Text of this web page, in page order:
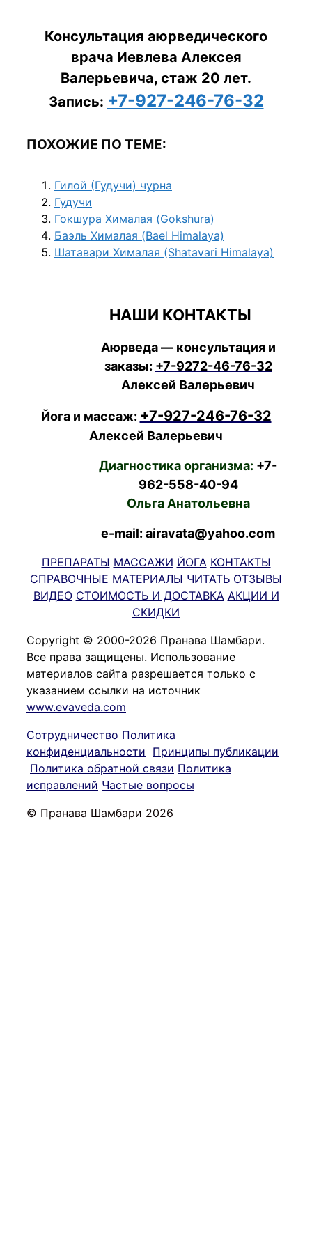
Консультация аюрведического
врача Иевлева Алексея
Валерьевича, стаж 20 лет.
Запись: +7-927-246-76-32
ПОХОЖИЕ ПО ТЕМЕ:
Гилой (Гудучи) чурна
Гудучи
Гокшура Хималая (Gokshura)
Баэль Хималая (Bael Himalaya)
Шатавари Хималая (Shatavari Himalaya)
НАШИ КОНТАКТЫ
Аюрведа — консультация и
заказы: +7-9272-46-76-32
Алексей Валерьевич
Йога и массаж: +7-927-246-76-32
Алексей Валерьевич
Диагностика организма: +7-
962-558-40-94
Ольга Анатольевна
e-mail: airavata@yahoo.com
ПРЕПАРАТЫ МАССАЖИ ЙОГА КОНТАКТЫ
СПРАВОЧНЫЕ МАТЕРИАЛЫ ЧИТАТЬ ОТЗЫВЫ
ВИДЕО СТОИМОСТЬ И ДОСТАВКА АКЦИИ И
СКИДКИ
Copyright © 2000-2026 Пранава Шамбари.
Все права защищены. Использование
материалов сайта разрешается только с
указанием ссылки на источник
www.evaveda.com
Сотрудничество Политика
конфиденциальности Принципы публикации
Политика обратной связи Политика
исправлений Частые вопросы
© Пранава Шамбари 2026